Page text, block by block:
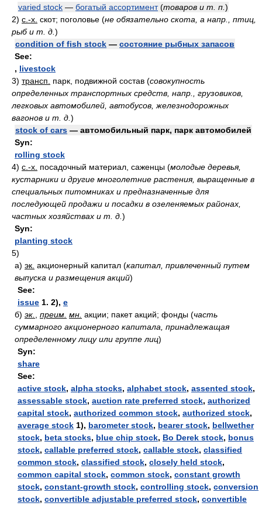
varied stock — богатый ассортимент (товаров и т. п. )
2) с.-х. скот; поголовье (не обязательно скота, а напр., птиц,
рыб и т. д. )
condition of fish stock — состояние рыбных запасов
See:
, livestock
3) трансп. парк, подвижной состав (совокупность
определенных транспортных средств, напр., грузовиков,
легковых автомобилей, автобусов, железнодорожных
вагонов и т. д. )
stock of cars — автомобильный парк, парк автомобилей
Syn:
rolling stock
4) с.-х. посадочный материал, саженцы (молодые деревья,
кустарники и другие многолетние растения, выращенные в
специальных питомниках и предназначенные для
последующей продажи и посадки в озеленяемых районах,
частных хозяйствах и т. д. )
Syn:
planting stock
5)
а) эк. акционерный капитал (капитал, привлеченный путем
выпуска и размещения акций)
See:
issue 1. 2), e
б) эк. преим. мн. акции; пакет акций; фонды (часть
суммарного акционерного капитала, принадлежащая
определенному лицу или группе лиц)
Syn:
share
See:
active stock, alpha stocks, alphabet stock, assented stock,
assessable stock, auction rate preferred stock, authorized
capital stock, authorized common stock, authorized stock,
average stock 1), barometer stock, bearer stock, bellwether
stock, beta stocks, blue chip stock, Bo Derek stock, bonus
stock, callable preferred stock, callable stock, classified
common stock, classified stock, closely held stock,
common capital stock, common stock, constant growth
stock, constant-growth stock, controlling stock, conversion
stock, convertible adjustable preferred stock, convertible